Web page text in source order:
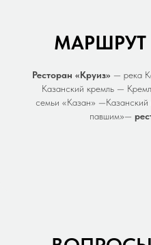
МАРШРУТ
Ресторан «Круиз» — река
Казанский кремль —
семьи «Казан»
павшим»—